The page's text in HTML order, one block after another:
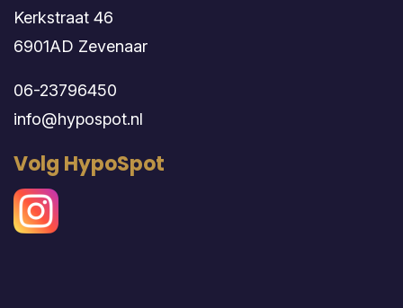
Kerkstraat 46
6901AD Zevenaar
06-23796450
info@hypospot.nl
Volg HypoSpot